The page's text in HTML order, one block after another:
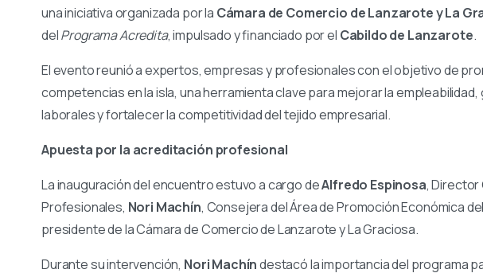
una iniciativa organizada por la Cámara de Comercio de Lanzarote y La
delPrograma Acredita, impulsado y financiado por el Cabildo de Lanzarote.
El evento reunió a expertos, empresas y profesionales con el objetivo de
competencias en la isla, una herramienta clave para mejorar la
laborales y fortalecer la competitividad del tejido empresarial.
Apuesta por la acreditación profesional
La inauguración del encuentro estuvo a cargo deAlfredo Espinosa, Director
Profesionales, Nori Machín, Consejera del Área de Promoción Económica
presidente de la Cámara de Comercio de Lanzarote y La Graciosa.
Durante su intervención, Nori Machíndestacó la importancia del programa